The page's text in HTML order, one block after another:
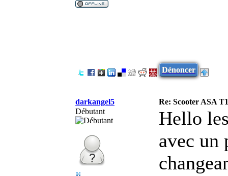
Dénoncer
darkangel5
Re: Scooter ASA
Débutant
Hello
avec un